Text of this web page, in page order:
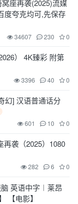
窝座再袭(2025)流媒
度夸克均可,先保存
34607 230 0
） 4K臻彩 附第
3396 40 0
幻] 汉语普通话分
601 10 0
再袭（2025）1080
282 6 0
英语中字︱莱昂
【电影】